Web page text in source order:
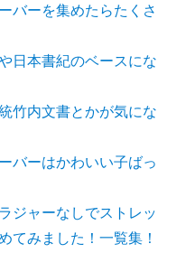
バーを集めたらたくさ
日本書紀のベースにな
竹内文書とかが気にな
バーはかわいい子ばっ
ジャーなしでストレッ
てみました！一覧集！